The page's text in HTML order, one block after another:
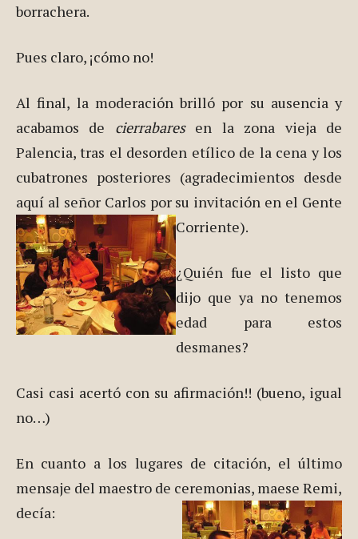
borrachera.
Pues claro, ¡cómo no!
Al final, la moderación brilló por su ausencia y
acabamos de cierrabaresen la zona vieja de
Palencia, tras el desorden etílico de la cena y los
cubatrones posteriores (agradecimientos desde
aquí al señor Carlos por su invitación en el Gente
Corriente).
¿Quién fue el listo que
dijo que ya no tenemos
edad para estos
desmanes?
Casi casi acertó con su afirmación!! (bueno, igual
no…)
En cuanto a los lugares de citación, el último
mensaje del maestro de ceremonias, maese Remi,
decía: